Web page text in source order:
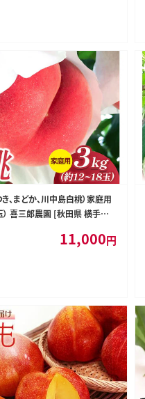
、まどか、川中島白桃）家庭用
喜三郎農園 [秋田県 横手市
11,000円